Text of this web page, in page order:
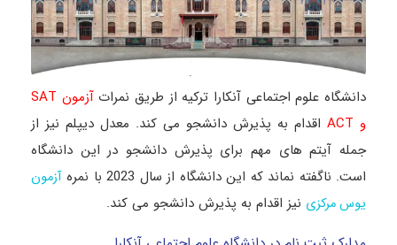
دانشگاه علوم اجتماعی آنکارا ترکیه از طریق نمرات
آزمون SAT
و ACT
اقدام به پذیرش دانشجو می کند. معدل دیپلم نیز از
جمله آیتم های مهم برای پذیرش دانشجو در این دانشگاه
است. ناگفته نماند که این دانشگاه از سال 2023 با نمره
آزمون
یوس مرکزی نیز اقدام به پذیرش دانشجو می کند.